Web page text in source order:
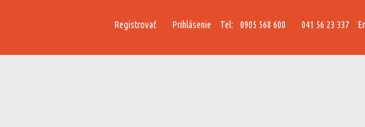
Registrovať Prihlásenie Tel: 0905 568 600 041 56 23 337